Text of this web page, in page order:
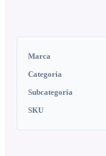
Marca
Categoria
Subcategoria
SKU